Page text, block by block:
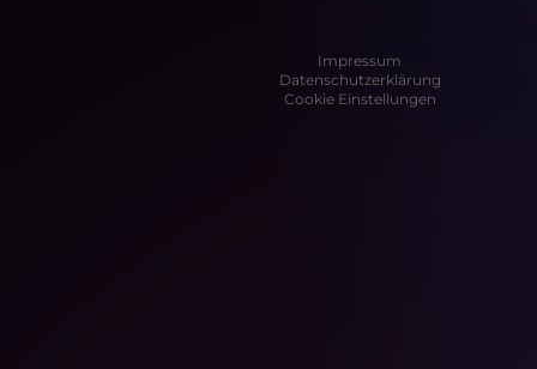
Impressum
Datenschutzerklärung
Cookie Einstellungen